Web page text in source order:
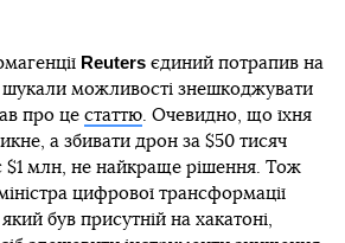
Reuters єдиний потрапив на
шукали можливості знешкоджувати
про це статтю. Очевидно, що їхня
а збивати дрон за $50 тисяч
$1 млн, не найкраще рішення. Тож
цифрової трансформації
був присутній на хакатоні,